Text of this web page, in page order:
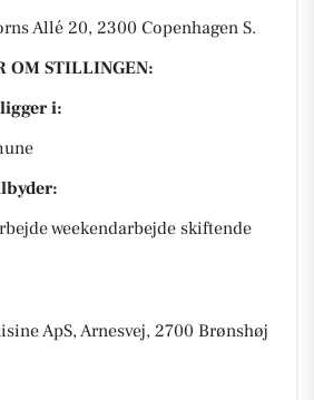
Allé 20, 2300 Copenhagen S.
OM STILLINGEN:
i:
weekendarbejde skiftende
ApS, Arnesvej, 2700 Brønshøj